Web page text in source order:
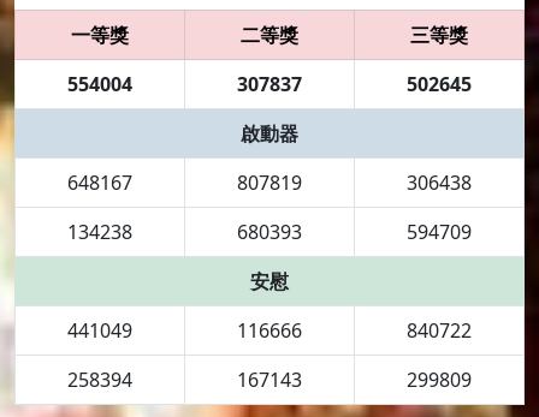
一等獎
二等獎
三等獎
554004
307837
502645
啟動器
648167
807819
306438
134238
680393
594709
安慰
441049
116666
840722
258394
167143 299809